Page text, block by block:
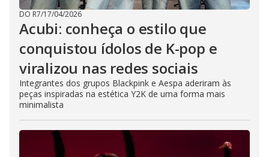
DO R7/17/04/2026
Acubi: conheça o estilo que
conquistou ídolos de K-pop e
viralizou nas redes sociais
Integrantes dos grupos Blackpink e Aespa aderiram às
peças inspiradas na estética Y2K de uma forma mais
minimalista